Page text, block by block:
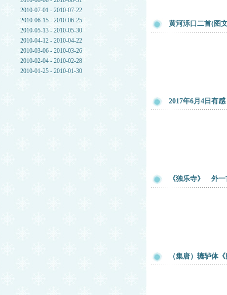
2010-07-01 - 2010-07-22
2010-06-15 - 2010-06-25
2010-05-13 - 2010-05-30
2010-04-12 - 2010-04-22
2010-03-06 - 2010-03-26
2010-02-04 - 2010-02-28
2010-01-25 - 2010-01-30
黄河泺口二首(图
2017年6月4日有感
《独乐寺》 外一
（集唐）辘轳体